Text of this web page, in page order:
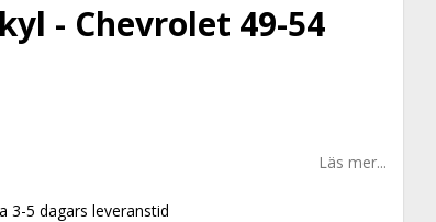
- Chevrolet 49-54
Läs mer...
3-5 dagars leveranstid